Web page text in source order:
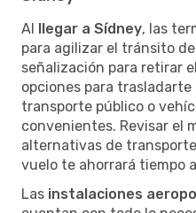
Al llegar a Sídney, las
para agilizar el tránsito
señalización para retirar
opciones para
transporte público o
convenientes. Revisar el
alternativas de
vuelo te ahorrará tiempo
Las instalaciones